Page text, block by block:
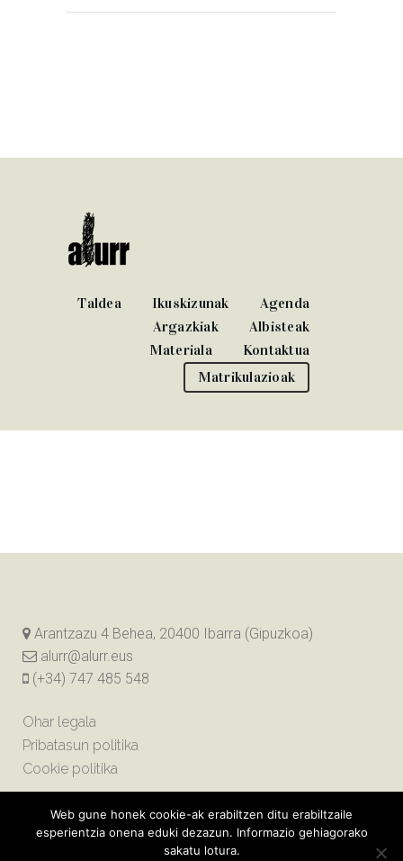
Taldea Ikuskizunak
Agenda
Argazkiak
Albisteak
Materiala
Kontaktua
Matrikulazioak
Arantzazu 4 Behea, 20400 Ibarra (Gipuzkoa)
alurr@alurr.eus
(+34) 747 485 548
Ohar legala
Pribatasun politika
Cookie politika
Web gune honek cookie-ak erabiltzen ditu erabiltzaile
esperientzia onena eduki dezazun. Informazio gehiagorako
sakatu lotura.